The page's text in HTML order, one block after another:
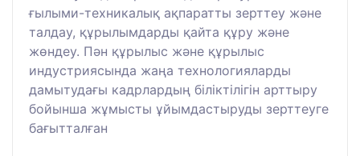
ғылыми-техникалық ақпаратты зерттеу және
талдау, құрылымдарды қайта құру және
жөндеу. Пән құрылыс және құрылыс
индустриясында жаңа технологияларды
дамытудағы кадрлардың біліктілігін арттыру
бойынша жұмысты ұйымдастыруды зерттеуге
бағытталған